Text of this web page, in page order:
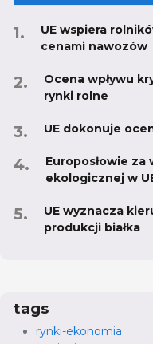
UE wspiera
cenami nawozów
Ocena wpływu
rynki rolne
UE dokonuje
Europosłowie
ekologicznej w
UE wyznacza
produkcji białka
tags
rynki-ekonomia